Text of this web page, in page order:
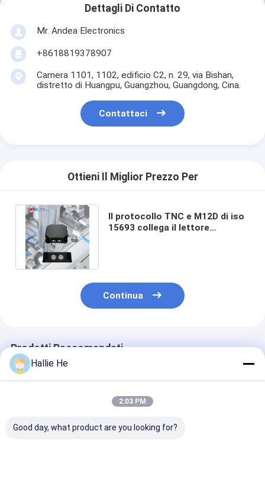
Dettagli Di Contatto
Mr. Andea Electronics
+8618819378907
Camera 1101, 1102, edificio C2, n. 29, via Bishan,
distretto di Huangpu, Guangzhou, Guangdong, Cina.
Contattaci
Ottieni Il Miglior Prezzo Per
Il protocollo TNC e M12D di iso
15693 collega il lettore
Continua
Prodotti Raccomandati
Hallie He
2:03 PM
Good day, what product are you looking for?